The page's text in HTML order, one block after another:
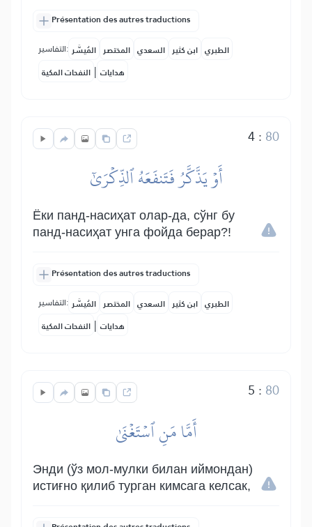
Présentation des autres traductions
التفاسير: المُيسَّر المختصر السعدي ابن كثير الطبري
النفحات المكية | هدايات
4: 80
أَوۡ يَذَّكَّرُ فَتَنفَعَهُ ٱلذِّكۡرَىٰٓ
Ёки панд-насиҳат олар-да, сўнг бу
панд-насиҳат унга фойда берар?!
Présentation des autres traductions
التفاسير: المُيسَّر المختصر السعدي ابن كثير الطبري
النفحات المكية | هدايات
5 : 80
أَمَّا مَنِ ٱسۡتَغۡنَىٰ
Энди (ўз мол-мулки билан иймондан)
истиғно қилиб турган кимсага келсак,